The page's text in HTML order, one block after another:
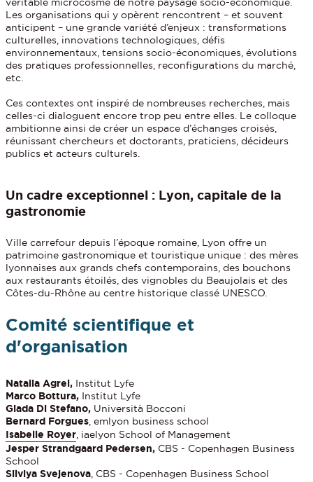
Les organisations qui y opèrent rencontrent – et souvent
anticipent – une grande variété d’enjeux : transformations
culturelles, innovations technologiques, défis
environnementaux, tensions socio-économiques, évolutions
des pratiques professionnelles, reconfigurations du marché,
etc.
Ces contextes ont inspiré de nombreuses recherches, mais
celles-ci dialoguent encore trop peu entre elles. Le colloque
ambitionne ainsi de créer un espace d’échanges croisés,
réunissant chercheurs et doctorants, praticiens, décideurs
publics et acteurs culturels.
Un cadre exceptionnel : Lyon, capitale de la
gastronomie
Ville carrefour depuis l’époque romaine, Lyon offre un
patrimoine gastronomique et touristique unique : des mères
lyonnaises aux grands chefs contemporains, des bouchons
aux restaurants étoilés, des vignobles du Beaujolais et des
Côtes-du-Rhône au centre historique classé UNESCO.
Comité scientifique et
d'organisation
Natalia Agrel, Institut Lyfe
Marco Bottura, Institut Lyfe
Giada Di Stefano, Università Bocconi
Bernard Forgues , emlyon business school
Isabelle Royer , iaelyon School of Management
Jesper Strandgaard Pedersen, CBS - Copenhagen Business
School
Silviya Svejenova , CBS - Copenhagen Business School